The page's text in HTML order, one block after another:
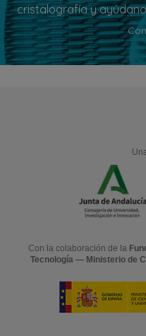
cristalografía y
Con la colaboración de la
Tecnología — Ministerio de